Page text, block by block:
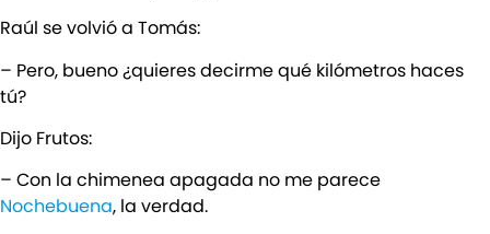
Raúl se volvió a Tomás:
– Pero, bueno ¿quieres decirme qué kilómetros haces
tú?
Dijo Frutos:
– Con la chimenea apagada no me parece
Nochebuena, la verdad.